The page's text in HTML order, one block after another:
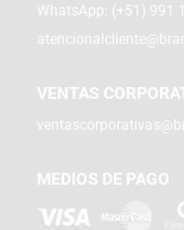
WhatsApp: (+51) 991
VENTAS
MEDIOS DE PAGO